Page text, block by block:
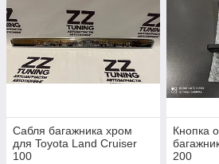
Сабля багажника хром
для Toyota Land Cruiser
100
Кнопка
200